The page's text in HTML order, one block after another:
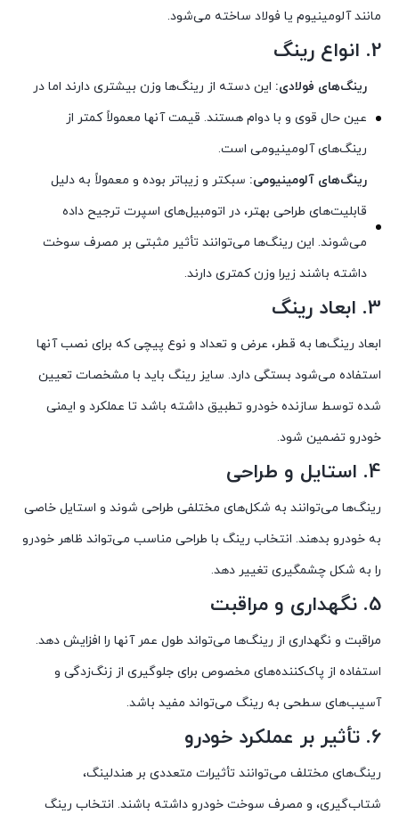
مانند آلومینیوم یا فولاد ساخته می‌شود.
2. انواع رینگ
رینگ‌های فولادی: این دسته از رینگ‌ها وزن بیشتری دارند اما در
عین حال قوی و با دوام هستند. قیمت آنها معمولاً کمتر از
رینگ‌های آلومینیومی است.
رینگ‌های آلومینیومی: سبکتر و زیباتر بوده و معمولاً به دلیل
قابلیت‌های طراحی بهتر، در اتومبیل‌های اسپرت ترجیح داده
می‌شوند. این رینگ‌ها می‌توانند تأثیر مثبتی بر مصرف سوخت
داشته باشند زیرا وزن کمتری دارند.
3. ابعاد رینگ
ابعاد رینگ‌ها به قطر، عرض و تعداد و نوع پیچی که برای نصب آنها
استفاده می‌شود بستگی دارد. سایز رینگ باید با مشخصات تعیین
شده توسط سازنده خودرو تطبیق داشته باشد تا عملکرد و ایمنی
خودرو تضمین شود.
4. استایل و طراحی
رینگ‌ها می‌توانند به شکل‌های مختلفی طراحی شوند و استایل خاصی
به خودرو بدهند. انتخاب رینگ با طراحی مناسب می‌تواند ظاهر خودرو
را به شکل چشمگیری تغییر دهد.
5. نگهداری و مراقبت
مراقبت و نگهداری از رینگ‌ها می‌تواند طول عمر آنها را افزایش دهد.
استفاده از پاک‌کننده‌های مخصوص برای جلوگیری از زنگ‌زدگی و
آسیب‌های سطحی به رینگ می‌تواند مفید باشد.
6. تأثیر بر عملکرد خودرو
رینگ‌های مختلف می‌توانند تأثیرات متعددی بر هندلینگ،
شتاب‌گیری، و مصرف سوخت خودرو داشته باشند. انتخاب رینگ